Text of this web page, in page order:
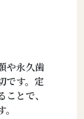
や永久歯
です。定
とで、